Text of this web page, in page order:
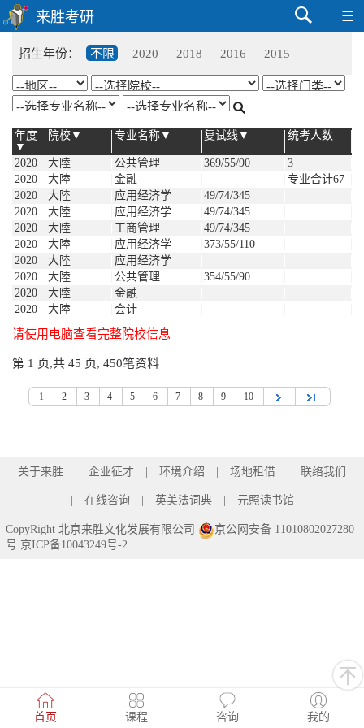
☰
招生年份： 不限 2020 2018 2016 2015
年度
▼
院校▼ 专业名称▼ 复试线▼ 统考人数
2020 大陸 公共管理 369/55/90
3
2020
大陸 金融
专业合计67
2020
大陸 应用经济学
49/74/345
2020
大陸 应用经济学
49/74/345
2020
大陸 工商管理
49/74/345
2020
大陸 应用经济学
373/55/110
2020
大陸
应用经济学
2020
大陸 公共管理
354/55/90
2020
大陸
金融
2020
大陸 会计
请使用电脑查看完整院校信息
第 1 页,共 45 页, 450笔资料
1 2 3 4 5 6 7 8 9 10
关于来胜 企业征才 环境介绍 场地租借 联络我们
在线咨询 英美法词典 元照读书馆
CopyRight 北京来胜文化发展有限公司
京公网安备 11010802027280
号 京ICP备10043249号-2
首页 课程 咨询 我的